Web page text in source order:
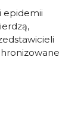
epidemii